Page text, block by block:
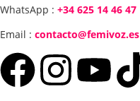
WhatsApp : +34 625 14 46 47
Email : contacto@femivoz.es